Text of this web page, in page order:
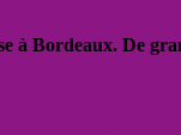
à Bordeaux. De